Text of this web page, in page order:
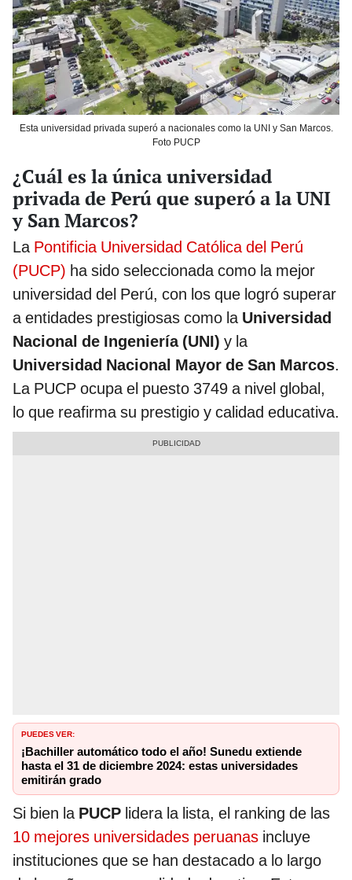
Esta universidad privada superó a nacionales como la UNI y San Marcos.
Foto PUCP
¿Cuál es la única universidad
privada de Perú que superó a la UNI
y San Marcos?
La Pontificia Universidad Católica del Perú
(PUCP) ha sido seleccionada como la mejor
universidad del Perú, con los que logró superar
a entidades prestigiosas como la Universidad
Nacional de Ingeniería (UNI) y la
Universidad Nacional Mayor de San Marcos.
La PUCP ocupa el puesto 3749 a nivel global,
lo que reafirma su prestigio y calidad educativa.
PUEDES VER:
¡Bachiller automático todo el año! Sunedu extiende
hasta el 31 de diciembre 2024: estas universidades
emitirán grado
Si bien la PUCP lidera la lista, el ranking de las
10 mejores universidades peruanas incluye
instituciones que se han destacado a lo largo